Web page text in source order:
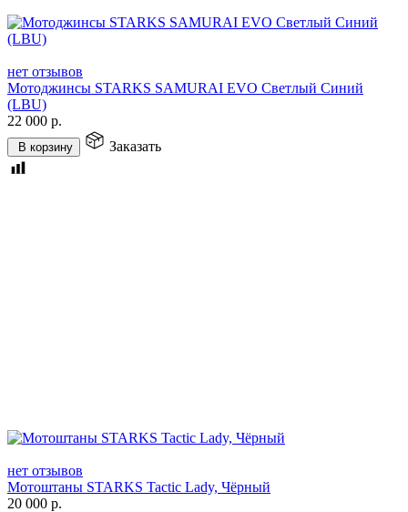
нет отзывов
Мотоджинсы STARKS SAMURAI EVO Светлый Синий
(LBU)
22 000 р.
В корзину Заказать
нет отзывов
Мотоштаны STARKS Tactic Lady, Чёрный
20 000 р.